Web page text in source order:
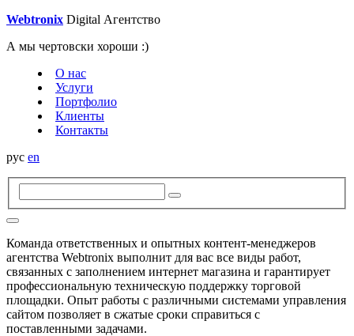
Webtronix Digital Агентство
А мы чертовски хороши :)
О нас
Услуги
Портфолио
Клиенты
Контакты
рус en
Команда ответственных и опытных контент-менеджеров
агентства Webtronix выполнит для вас все виды работ,
связанных с заполнением интернет магазина и гарантирует
профессиональную техническую поддержку торговой
площадки. Опыт работы с различными системами управления
сайтом позволяет в сжатые сроки справиться с
поставленными задачами.